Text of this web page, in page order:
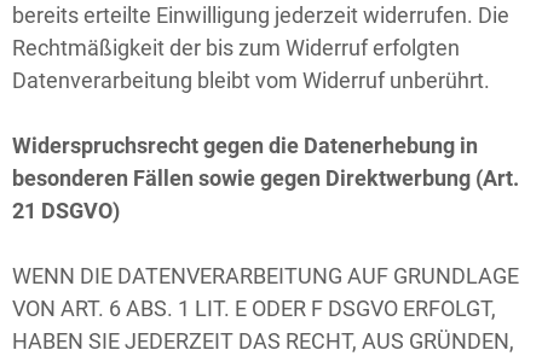
bereits erteilte Einwilligung jederzeit widerrufen. Die
Rechtmäßigkeit der bis zum Widerruf erfolgten
Datenverarbeitung bleibt vom Widerruf unberührt.
Widerspruchsrecht gegen die Datenerhebung in
besonderen Fällen sowie gegen Direktwerbung (Art.
21 DSGVO)
WENN DIE DATENVERARBEITUNG AUF GRUNDLAGE
VON ART. 6 ABS. 1 LIT. E ODER F DSGVO ERFOLGT,
HABEN SIE JEDERZEIT DAS RECHT, AUS GRÜNDEN,